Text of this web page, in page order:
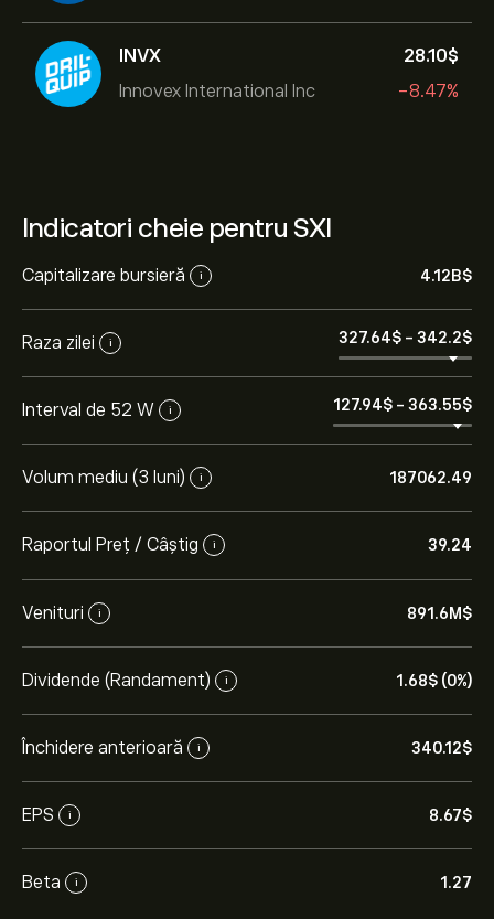
INVX
Innovex International Inc
28.10‎$‎
-8.47%
Indicatori cheie pentru SXI
Capitalizare bursieră i 4.12B‎$‎
Raza zilei i 327.64‎$‎ - 342.2‎$‎
Interval de 52 W i 127.94‎$‎ - 363.55‎$‎
Volum mediu (3 luni) i 187062.49
Raportul Preț / Câștig i 39.24
Venituri i 891.6M‎$‎
Dividende (Randament) i 1.68‎$‎ (0%)
Închidere anterioară i 340.12‎$‎
EPS i 8.67‎$‎
Beta i 1.27